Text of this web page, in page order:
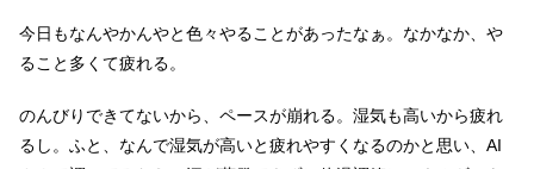
今日もなんやかんやと色々やることがあったなぁ。なかなか、や
ること多くて疲れる。
のんびりできてないから、ペースが崩れる。湿気も高いから疲れ
るし。ふと、なんで湿気が高いと疲れやすくなるのかと思い、AI